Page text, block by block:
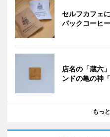
セルフカフェ
パックコーヒー
店名の「蔵六
ンドの亀の神
もっ